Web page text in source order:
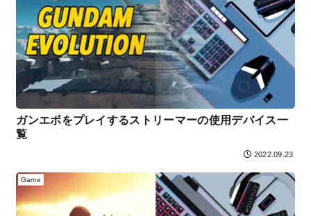
ガンエボをプレイするストリーマーの使用デバイス一
覧
2022.09.23
Game